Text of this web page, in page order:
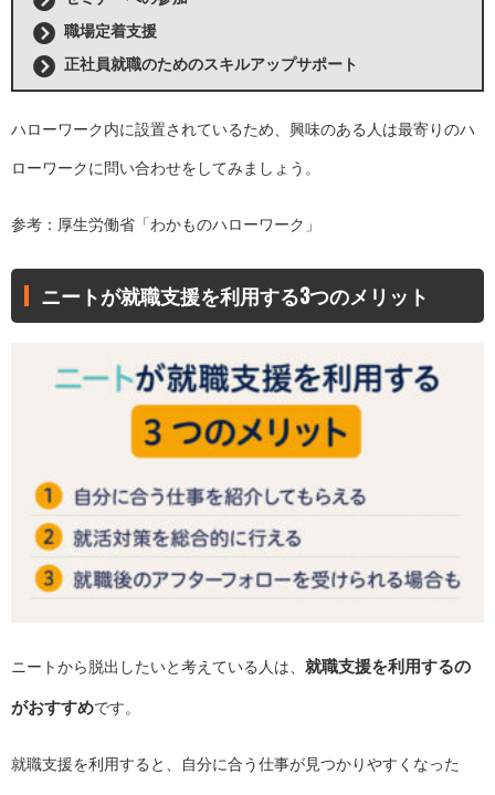
職場定着支援
正社員就職のためのスキルアップサポート
ハローワーク内に設置されているため、興味のある人は最寄りのハ
ローワークに問い合わせをしてみましょう。
参考：厚生労働省「わかものハローワーク 」
ニートが就職支援を利用する3つのメリット
ニートから脱出したいと考えている人は、 就職支援を利用するの
がおすすめです。
就職支援を利用すると、自分に合う仕事が見つかりやすくなった